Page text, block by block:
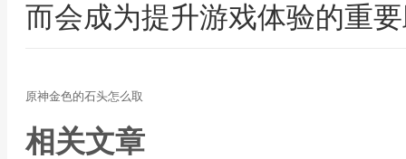
而会成为提升游戏体验的重
原神金色的石头怎么取
相关文章